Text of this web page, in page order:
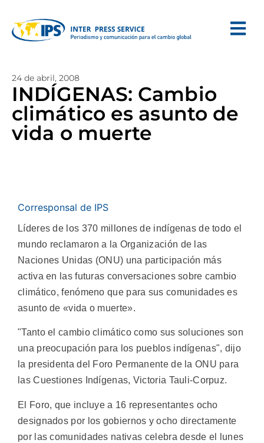
24 de abril, 2008
INDÍGENAS: Cambio
climático es asunto de
vida o muerte
Corresponsal de IPS
Líderes de los 370 millones de indígenas de todo el
mundo reclamaron a la Organización de las
Naciones Unidas (ONU) una participación más
activa en las futuras conversaciones sobre cambio
climático, fenómeno que para sus comunidades es
asunto de «vida o muerte».
"Tanto el cambio climático como sus soluciones son
una preocupación para los pueblos indígenas", dijo
la presidenta del Foro Permanente de la ONU para
las Cuestiones Indígenas, Victoria Tauli-Corpuz.
El Foro, que incluye a 16 representantes ocho
designados por los gobiernos y ocho directamente
por las comunidades nativas celebra desde el lunes